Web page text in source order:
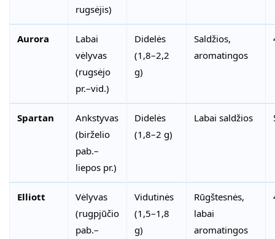
rugsėjis)
Aurora
Labai
vėlyvas
(rugsėjo
pr.–vid.)
Didelės
(1,8–2,2
g)
Saldžios,
aromatingos
Spartan
Ankstyvas
(birželio
pab.–
liepos pr.)
Didelės
(1,8–2 g)
Labai saldžios
Elliott
Vėlyvas
(rugpjūčio
pab.–
Vidutinės
(1,5–1,8
g)
Rūgštesnės,
labai
aromatingos